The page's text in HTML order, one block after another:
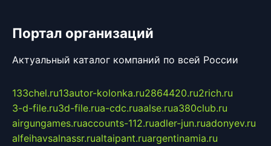
Портал организаций
Актуальный каталог компаний по всей России
133chel.ru13autor-kolonka.ru2864420.ru2rich.ru
3-d-file.ru3d-file.rua-cdc.ruaalse.rua380club.ru
airgungames.ruaccounts-112.ruadler-jun.ruadonyev.ru
alfeihavsalnassr.rualtaipant.ruargentinamia.ru